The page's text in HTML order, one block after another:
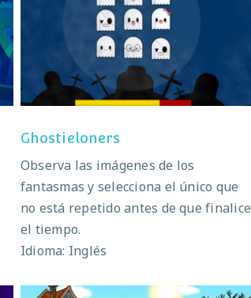
Ghostieloners
Ghostieloners
Observa las imágenes de los
fantasmas y selecciona el único que
no está repetido antes de que finalice
el tiempo.
Idioma: Inglés